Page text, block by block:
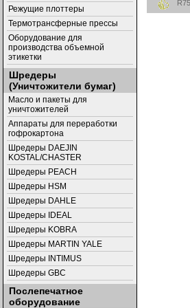
Режущие плоттеры
Термотрансферные прессы
Оборудование для
производства объемной
этикетки
Шредеры
(Уничтожители бумаг)
Масло и пакеты для
уничтожителей
Аппараты для переработки
гофрокартона
Шредеры DAEJIN
KOSTAL/CHASTER
Шредеры PEACH
Шредеры HSM
Шредеры DAHLE
Шредеры IDEAL
Шредеры KOBRA
Шредеры MARTIN YALE
Шредеры INTIMUS
Шредеры GBC
Послепечатное
оборудование